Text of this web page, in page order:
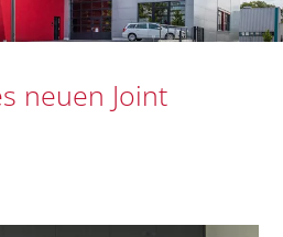
neuen Joint